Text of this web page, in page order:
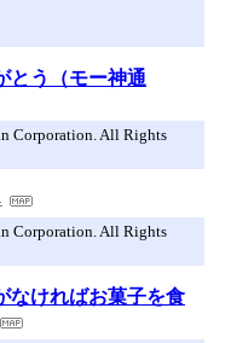
とう（モー神通
Corporation. All Rights
Corporation. All Rights
なければお菓子を食